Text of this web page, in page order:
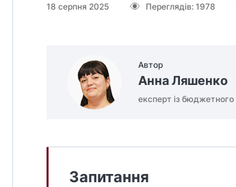
18 серпня 2025 Переглядів: 1978
Автор
Анна Ляшенко
експерт із бюджетного
Запитання